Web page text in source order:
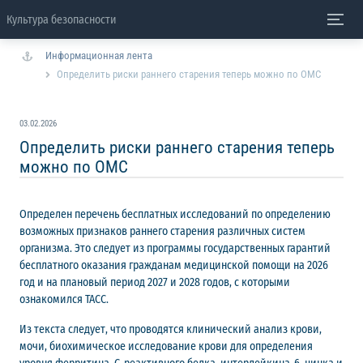
Культура безопасности
Информационная лента
Определить риски раннего старения теперь можно по ОМС
03.02.2026
Определить риски раннего старения теперь
можно по ОМС
Определен перечень бесплатных исследований по определению
возможных признаков раннего старения различных систем
организма. Это следует из программы государственных гарантий
бесплатного оказания гражданам медицинской помощи на 2026
год и на плановый период 2027 и 2028 годов, с которыми
ознакомился ТАСС.
Из текста следует, что проводятся клинический анализ крови,
мочи, биохимическое исследование крови для определения